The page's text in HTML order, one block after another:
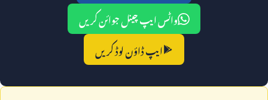
واٹس ایپ چینل جوائن کریں
ایپ ڈاؤن لوڈ کریں